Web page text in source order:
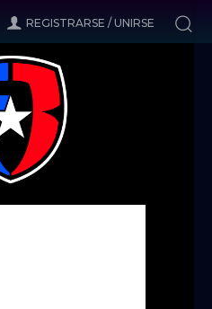
REGISTRARSE / UNIRSE